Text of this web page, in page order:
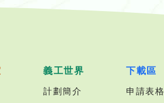
義工世界
計劃簡介
下載區
申請表格